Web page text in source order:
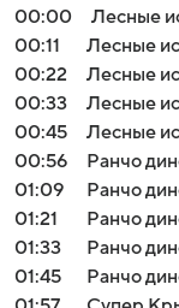
00:00
Лесные
00:11
Лесные
00:22
Лесные
00:33
Лесные
00:45
Лесные
00:56
Ранчо
01:09
Ранчо
01:21
Ранчо
01:33
Ранчо
01:45
Ранчо